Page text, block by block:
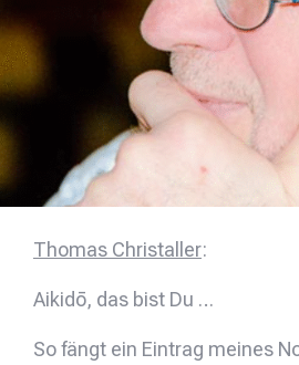
Thomas Christaller:
Aikidō, das bist Du …
So fängt ein Eintrag meines